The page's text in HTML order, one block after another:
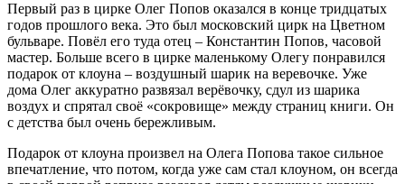
Первый раз в цирке Олег Попов оказался в конце тридцатых
годов прошлого века. Это был московский цирк на Цветном
бульваре. Повёл его туда отец – Константин Попов, часовой
мастер. Больше всего в цирке маленькому Олегу понравился
подарок от клоуна – воздушный шарик на веревочке. Уже
дома Олег аккуратно развязал верёвочку, сдул из шарика
воздух и спрятал своё «сокровище» между страниц книги. Он
с детства был очень бережливым.
Подарок от клоуна произвел на Олега Попова такое сильное
впечатление, что потом, когда уже сам стал клоуном, он всегда